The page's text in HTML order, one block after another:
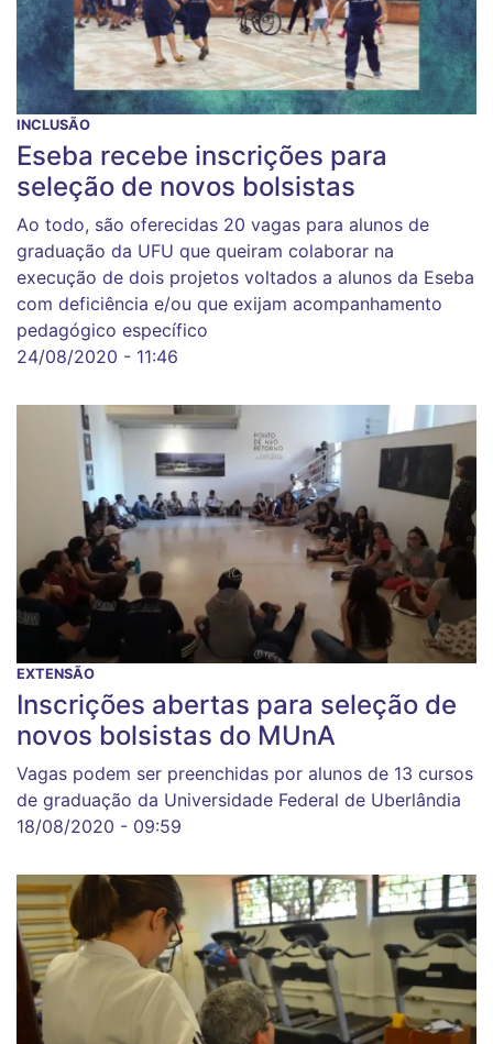
INCLUSÃO
Eseba recebe inscrições para
seleção de novos bolsistas
Ao todo, são oferecidas 20 vagas para alunos de
graduação da UFU que queiram colaborar na
execução de dois projetos voltados a alunos da Eseba
com deficiência e/ou que exijam acompanhamento
pedagógico específico
24/08/2020 - 11:46
EXTENSÃO
Inscrições abertas para seleção de
novos bolsistas do MUnA
Vagas podem ser preenchidas por alunos de 13 cursos
de graduação da Universidade Federal de Uberlândia
18/08/2020 - 09:59